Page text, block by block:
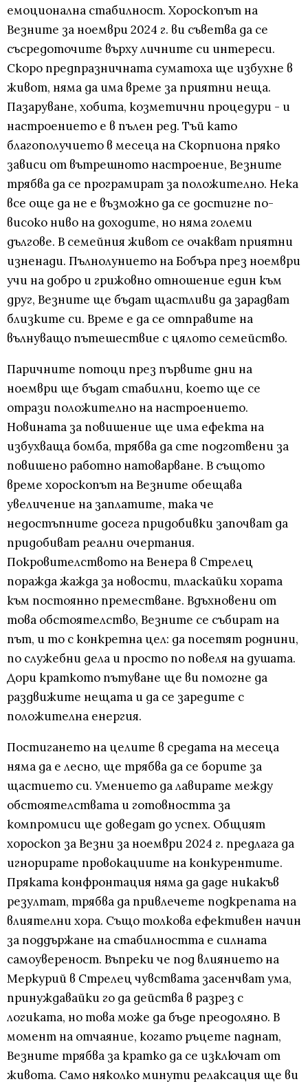
емоционална стабилност. Хороскопът на
Везните за ноември 2024 г. ви съветва да се
съсредоточите върху личните си интереси.
Скоро предпразничната суматоха ще избухне в
живот, няма да има време за приятни неща.
Пазаруване, хобита, козметични процедури - и
настроението е в пълен ред. Тъй като
благополучието в месеца на Скорпиона пряко
зависи от вътрешното настроение, Везните
трябва да се програмират за положително. Нека
все още да не е възможно да се достигне по-
високо ниво на доходите, но няма големи
дългове. В семейния живот се очакват приятни
изненади. Пълнолунието на Бобъра през ноември
учи на добро и грижовно отношение един към
друг, Везните ще бъдат щастливи да зарадват
близките си. Време е да се отправите на
вълнуващо пътешествие с цялото семейство.
Паричните потоци през първите дни на
ноември ще бъдат стабилни, което ще се
отрази положително на настроението.
Новината за повишение ще има ефекта на
избухваща бомба, трябва да сте подготвени за
повишено работно натоварване. В същото
време хороскопът на Везните обещава
увеличение на заплатите, така че
недостъпните досега придобивки започват да
придобиват реални очертания.
Покровителството на Венера в Стрелец
поражда жажда за новости, тласкайки хората
към постоянно преместване. Вдъхновени от
това обстоятелство, Везните се събират на
път, и то с конкретна цел: да посетят роднини,
по служебни дела и просто по повеля на душата.
Дори краткото пътуване ще ви помогне да
раздвижите нещата и да се заредите с
положителна енергия.
Постигането на целите в средата на месеца
няма да е лесно, ще трябва да се борите за
щастието си. Умението да лавирате между
обстоятелствата и готовността за
компромиси ще доведат до успех. Общият
хороскоп за Везни за ноември 2024 г. предлага да
игнорирате провокациите на конкурентите.
Пряката конфронтация няма да даде никакъв
резултат, трябва да привлечете подкрепата на
влиятелни хора. Също толкова ефективен начин
за поддържане на стабилността е силната
самоувереност. Въпреки че под влиянието на
Меркурий в Стрелец чувствата засенчват ума,
принуждавайки го да действа в разрез с
логиката, но това може да бъде преодоляно. В
момент на отчаяние, когато ръцете паднат,
Везните трябва за кратко да се изключат от
живота. Само няколко минути релаксация ще ви